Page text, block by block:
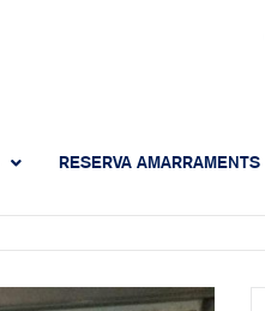
RESERVA AMARRAMENTS